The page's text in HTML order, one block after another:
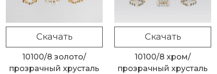
Скачать
10100/8 золото/
прозрачный хрусталь
Скачать
10100/8 хром/
прозрачный хрусталь